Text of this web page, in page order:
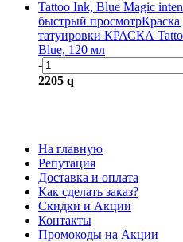
быстрый просмотрКраска
татуировки КРАСКА
Blue, 120 мл
-
2205 q
На главную
Репутация
Доставка и оплата
Как сделать заказ?
Скидки и Акции
Контакты
Промокоды на Акции